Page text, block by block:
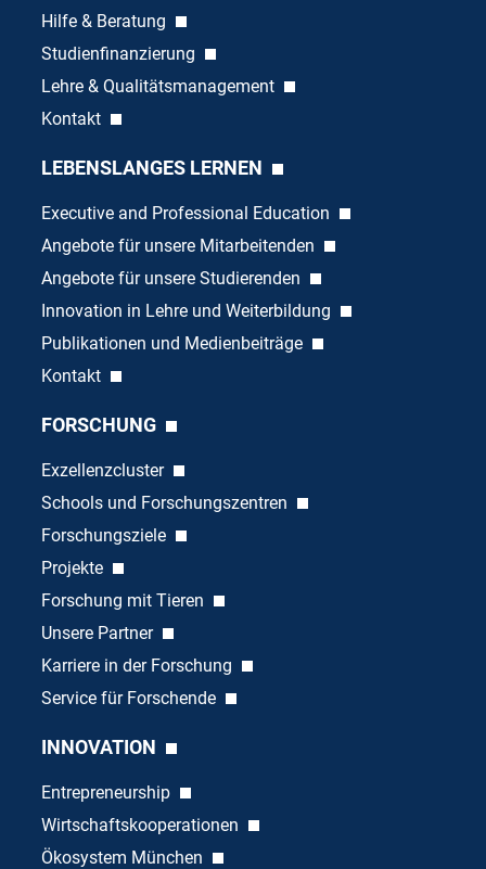
Hilfe & Beratung
Studienfinanzierung
Lehre & Qualitätsmanagement
Kontakt
LEBENSLANGES LERNEN
Executive and Professional Education
Angebote für unsere Mitarbeitenden
Angebote für unsere Studierenden
Innovation in Lehre und Weiterbildung
Publikationen und Medienbeiträge
Kontakt
FORSCHUNG
Exzellenzcluster
Schools und Forschungszentren
Forschungsziele
Projekte
Forschung mit Tieren
Unsere Partner
Karriere in der Forschung
Service für Forschende
INNOVATION
Entrepreneurship
Wirtschaftskooperationen
Ökosystem München